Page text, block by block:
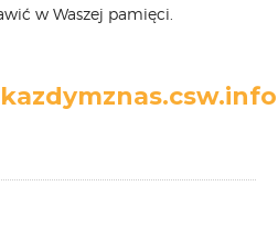
w Waszej pamięci.